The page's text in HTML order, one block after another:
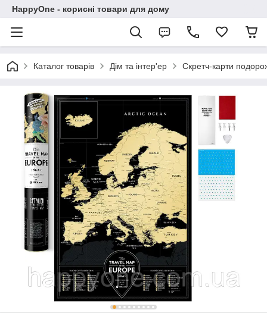
HappyOne - корисні товари для дому
Каталог товарів Дім та інтер'ер Скретч-карти